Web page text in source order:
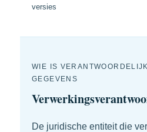
versies
WIE IS
GEGEVENS
De juridische entiteit die